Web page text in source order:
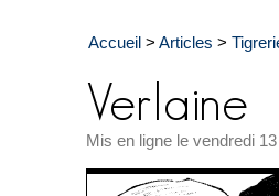
Accueil > Articles >
Mis en ligne le vendredi